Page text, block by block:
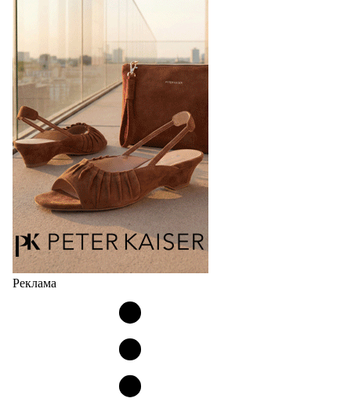
Популярный силуэт бренда,1999 года выпуска,
соответствует сегодняшнему тренду на
сникерины (гибридный вариант балеток и
кроссовок обтекаемой формы и с тонкой подошвой).
Но в модели Miu Miu Bubble присутствует еще и…
05.08.2026 4220
Реклама